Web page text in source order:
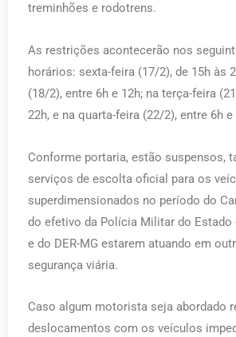
treminhões e rodotrens.
As restrições acontecerão nos
horários: sexta-feira (17/2), de 15h às
(18/2), entre 6h e 12h; na terça-feira
22h, e na quarta-feira (22/2), entre 6h e
Conforme portaria, estão suspensos,
serviços de escolta oficial para os
superdimensionados no período do
do efetivo da Polícia Militar do Estado
e do DER-MG estarem atuando em
segurança viária.
Caso algum motorista seja abordado
deslocamentos com os veículos